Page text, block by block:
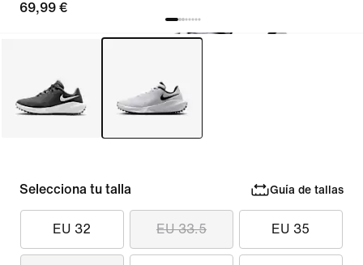
69,99 €
Selecciona tu talla Guía de tallas
EU 32 EU 33.5 EU 35